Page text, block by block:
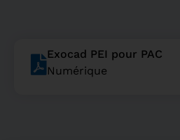
Exocad PEI pour PAC
Numérique